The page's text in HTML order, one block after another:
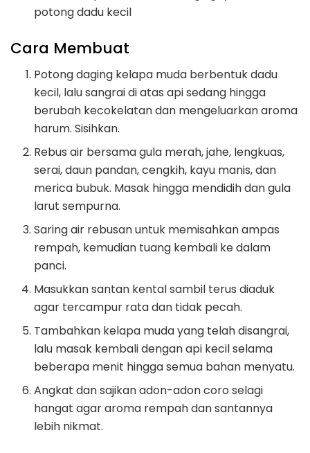
potong dadu kecil
Cara Membuat
Potong daging kelapa muda berbentuk dadu
kecil, lalu sangrai di atas api sedang hingga
berubah kecokelatan dan mengeluarkan aroma
harum. Sisihkan.
Rebus air bersama gula merah, jahe, lengkuas,
serai, daun pandan, cengkih, kayu manis, dan
merica bubuk. Masak hingga mendidih dan gula
larut sempurna.
Saring air rebusan untuk memisahkan ampas
rempah, kemudian tuang kembali ke dalam
panci.
Masukkan santan kental sambil terus diaduk
agar tercampur rata dan tidak pecah.
Tambahkan kelapa muda yang telah disangrai,
lalu masak kembali dengan api kecil selama
beberapa menit hingga semua bahan menyatu.
Angkat dan sajikan adon-adon coro selagi
hangat agar aroma rempah dan santannya
lebih nikmat.